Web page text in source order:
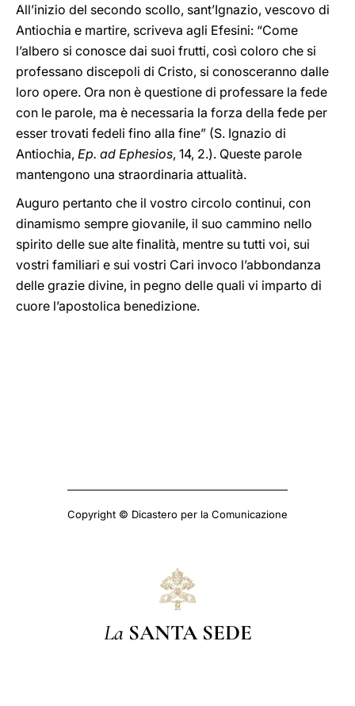
All’inizio del secondo scollo, sant’Ignazio, vescovo di
Antiochia e martire, scriveva agli Efesini: “Come
l’albero si conosce dai suoi frutti, così coloro che si
professano discepoli di Cristo, si conosceranno dalle
loro opere. Ora non è questione di professare la fede
con le parole, ma è necessaria la forza della fede per
esser trovati fedeli fino alla fine” (S. Ignazio di
Antiochia, Ep. ad Ephesios, 14, 2.). Queste parole
mantengono una straordinaria attualità.
Auguro pertanto che il vostro circolo continui, con
dinamismo sempre giovanile, il suo cammino nello
spirito delle sue alte finalità, mentre su tutti voi, sui
vostri familiari e sui vostri Cari invoco l’abbondanza
delle grazie divine, in pegno delle quali vi imparto di
cuore l’apostolica benedizione.
Copyright © Dicastero per la Comunicazione
La SANTA SEDE